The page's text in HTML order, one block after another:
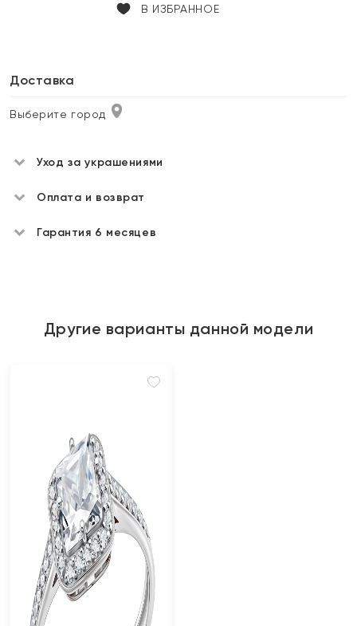
В ИЗБРАННОЕ
Доставка
Выберите город
Уход за украшениями
Оплата и возврат
Гарантия 6 месяцев
Другие варианты данной модели